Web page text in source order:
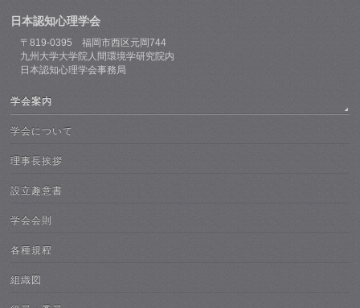
日本認知心理学会
〒819-0395 福岡市西区元岡744
九州大学大学院人間環境学研究院内
日本認知心理学会事務局
学会案内
学会について
理事長挨拶
設立趣意書
学会会則
各種規程
組織図